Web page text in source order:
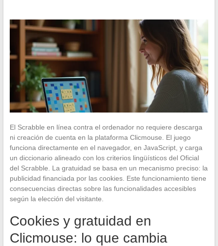
El Scrabble en línea contra el ordenador no requiere descarga
ni creación de cuenta en la plataforma Clicmouse. El juego
funciona directamente en el navegador, en JavaScript, y carga
un diccionario alineado con los criterios lingüísticos del Oficial
del Scrabble. La gratuidad se basa en un mecanismo preciso: la
publicidad financiada por las cookies. Este funcionamiento tiene
consecuencias directas sobre las funcionalidades accesibles
según la elección del visitante.
Cookies y gratuidad en
Clicmouse: lo que cambia